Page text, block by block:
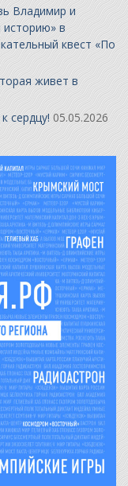
Владимир и
историю» в
квест «По
живет в
сердцу! 05.05.2026